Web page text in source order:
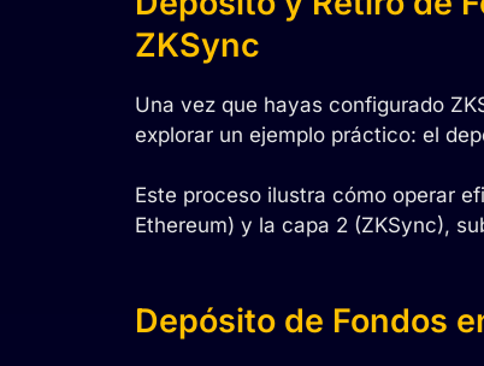
ZKSync
Una vez que hayas configurado
explorar un ejemplo práctico: el
Este proceso ilustra cómo operar
Ethereum) y la capa 2 (ZKSync),
Depósito de Fondos